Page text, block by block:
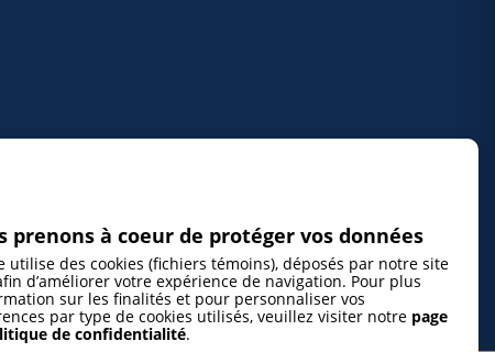
prenons à coeur de protéger vos données
utilise des cookies (fichiers témoins), déposés par notre site
d’améliorer votre expérience de navigation. Pour plus
sur les finalités et pour personnaliser vos
par type de cookies utilisés, veuillez visiter notre page
de confidentialité.